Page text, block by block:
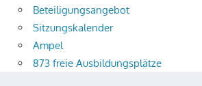
Beteiligungsangebot
Sitzungskalender
Ampel
873 freie Ausbildungsplätze